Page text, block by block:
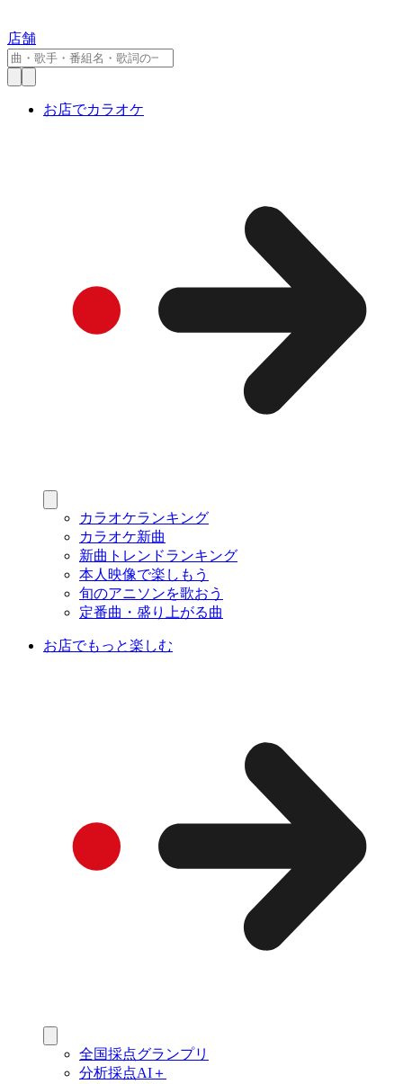
店舗
お店でカラオケ
カラオケランキング
カラオケ新曲
新曲トレンドランキング
本人映像で楽しもう
旬のアニソンを歌おう
定番曲・盛り上がる曲
お店でもっと楽しむ
全国採点グランプリ
分析採点AI＋